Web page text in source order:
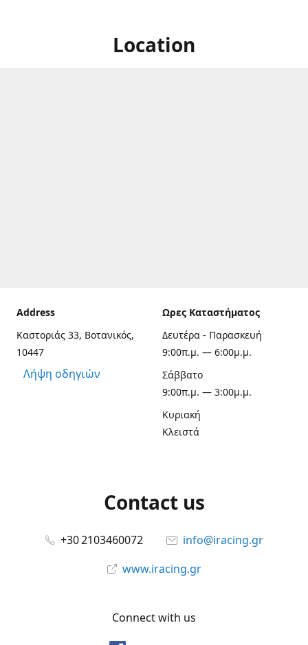
Location
Address
Καστοριάς 33, Βοτανικός,
10447
Λήψη οδηγιών
Ωρες Καταστήματος
Δευτέρα - Παρασκευή
9:00π.μ. — 6:00μ.μ.
Σάββατο
9:00π.μ. — 3:00μ.μ.
Κυριακή
Κλειστά
Contact us
+30 2103460072
info@iracing.gr
www.iracing.gr
Connect with us